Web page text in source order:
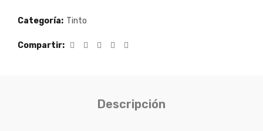
Categoría: Tinto
Compartir
Descripción